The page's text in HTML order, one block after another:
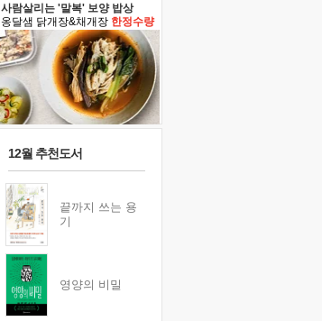
사람살리는 '말복' 보양 밥상
옹달샘 닭개장&채개장 한정수량
12월 추천도서
끝까지 쓰는 용
기
영양의 비밀